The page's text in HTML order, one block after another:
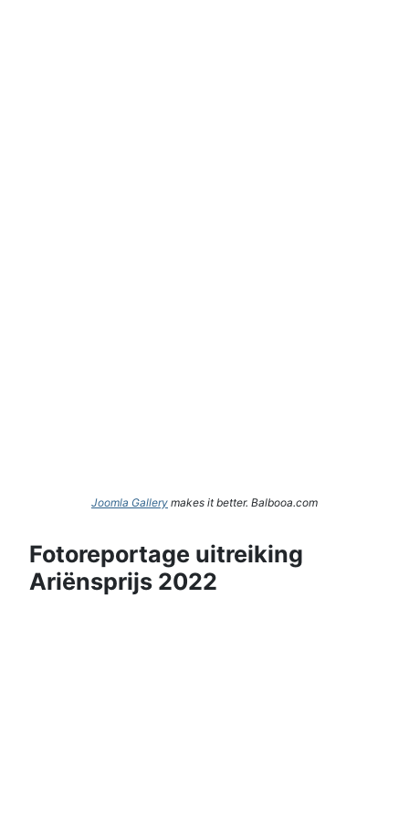
Joomla Gallery makes it better. Balbooa.com
Fotoreportage uitreiking
Ariënsprijs 2022